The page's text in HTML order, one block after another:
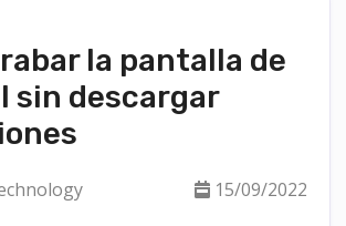
la pantalla de
sin descargar
15/09/2022